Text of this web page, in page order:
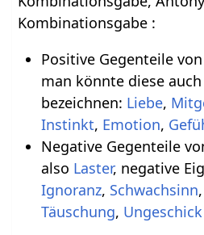
Kombinationsgabe :
Positive Gegenteile
man könnte diese
bezeichnen: Liebe,
Instinkt, Emotion,
Negative Gegenteile
also Laster, negative
Ignoranz, Schwachsinn,
Täuschung, Ungeschick